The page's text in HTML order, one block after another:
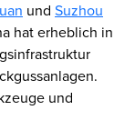
und Suzhou
hat erheblich in
und